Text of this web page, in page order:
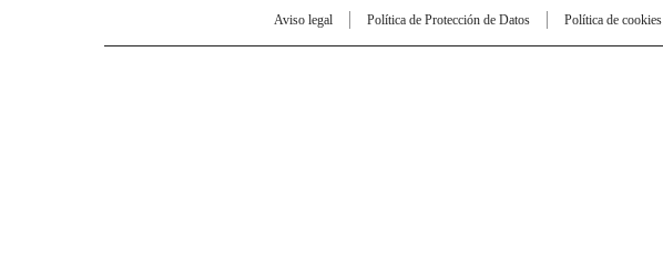
Aviso legal Política de Protección de Datos Política de cookies